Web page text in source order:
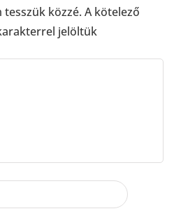
tesszük közzé. A kötelező
jelöltük